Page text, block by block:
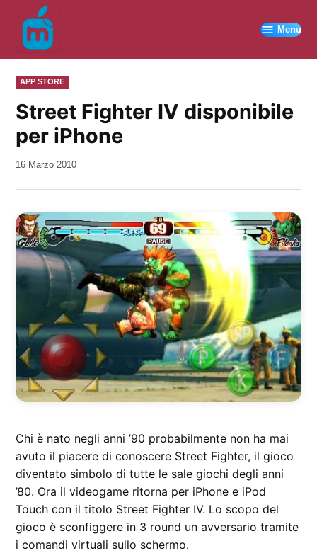
contenuto
Menu
PUBBLICATO
IN
APP STORE
Street Fighter IV disponibile
per iPhone
da
16 Marzo 2010
Chi è nato negli anni ’90 probabilmente non ha mai
avuto il piacere di conoscere Street Fighter, il gioco
diventato simbolo di tutte le sale giochi degli anni
’80. Ora il videogame ritorna per iPhone e iPod
Touch con il titolo Street Fighter IV. Lo scopo del
gioco è sconfiggere in 3 round un avversario tramite
i comandi virtuali sullo schermo.